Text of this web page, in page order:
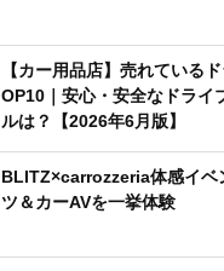
【カー用品店】売れている
OP10｜安心・安全なドライ
ルは？【2026年6月版】
BLITZ×carrozzeria体感イ
ツ＆カーAVを一挙体験